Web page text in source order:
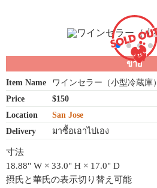
ขาย
Item Name
ワインセラー（小型冷蔵庫）
Price
$150
Location
San Jose
Delivery
มาซื้อเอาไปเอง
寸法
18.88" W × 33.0" H × 17.0" D
摂氏と華氏の表示切り替え可能